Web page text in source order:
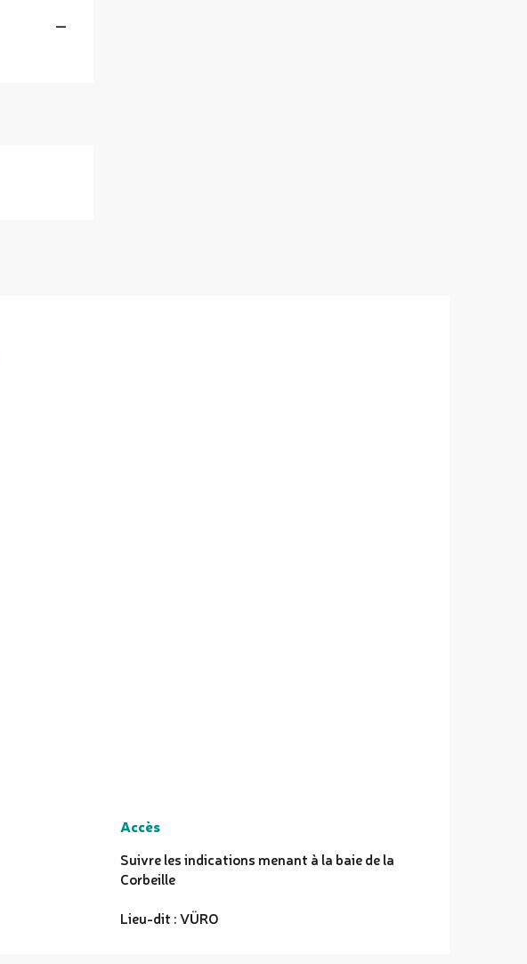
—
Accès
Accès
Suivre les indications menant à la baie de la
Corbeille
Lieu-dit : VÜRO